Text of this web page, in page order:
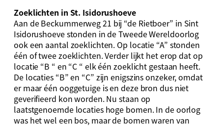
Zoeklichten in St. Isidorushoeve
Aan de Beckummerweg 21 bij “de Rietboer” in Sint
Isidorushoeve stonden in de Tweede Wereldoorlog
ook een aantal zoeklichten. Op locatie “A” stonden
één of twee zoeklichten. Verder lijkt het erop dat op
locatie “B “ en “C “ elk één zoeklicht gestaan heeft.
De locaties “B” en “C” zijn enigszins onzeker, omdat
er maar één ooggetuige is en deze bron dus niet
geverifieerd kon worden. Nu staan op
laatstgenoemde locaties hoge bomen. In de oorlog
was het wel een bos, maar de bomen waren van